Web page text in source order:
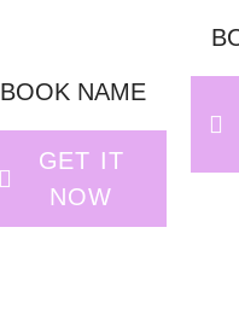
BOOK NAME
GET IT
NOW